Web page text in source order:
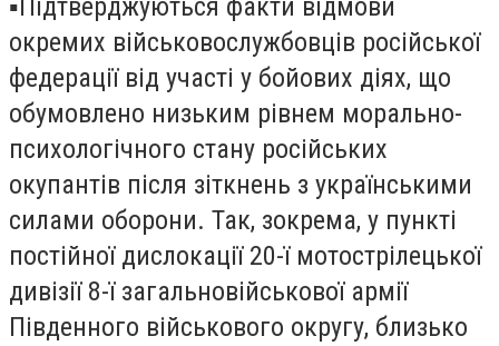
▪️Підтверджуються факти відмови
окремих військовослужбовців російської
федерації від участі у бойових діях, що
обумовлено низьким рівнем морально-
психологічного стану російських
окупантів після зіткнень з українськими
силами оборони. Так, зокрема, у пункті
постійної дислокації 20-ї мотострілецької
дивізії 8-ї загальновійськової армії
Південного військового округу, близько